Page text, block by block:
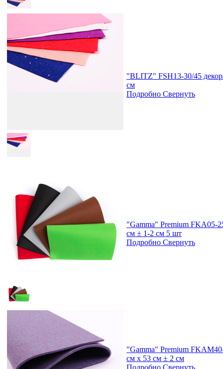
"BLITZ" FSH13-30/45
см
Подробно Свернуть
"Gamma" Premium FKA05-
см ± 1-2 см 5 шт
Подробно Свернуть
"Gamma" Premium
см х 53 см ± 2 см
Подробно Свернуть